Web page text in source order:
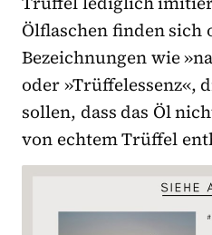
Ölflaschen finden
Bezeichnungen wie
oder »Trüffelessenz«,
sollen, dass das Öl
von echtem Trüffel